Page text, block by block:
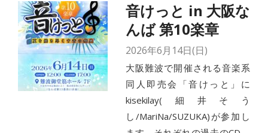
音けっと in 大阪な
んば 第10楽章
2026年6月14日(日)
大阪難波で開催される音楽系
同人即売会「音けっと」に
kisekilay(細井そう
し/MariNa/SUZUKA)が参加し